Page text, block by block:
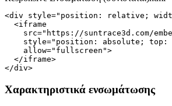
<div style="position: relative;
  <iframe
src="https://suntrace3d.com/
style="position: absolute;
    allow="fullscreen">
  </iframe>
</div>
Χαρακτηριστικά ενσωμάτωσης